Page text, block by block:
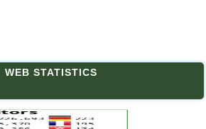
WEB STATISTICS